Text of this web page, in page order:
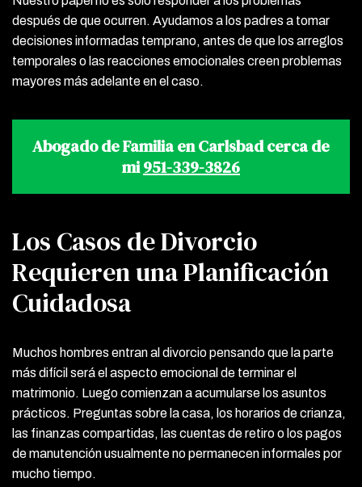
después de que ocurren. Ayudamos a los padres a tomar
decisiones informadas temprano, antes de que los arreglos
temporales o las reacciones emocionales creen problemas
mayores más adelante en el caso.
Abogado de Familia en Carlsbad cerca de
mi951-339-3826
Los Casos de Divorcio
Requieren una Planificación
Cuidadosa
Muchos hombres entran al divorcio pensando que la parte
más difícil será el aspecto emocional de terminar el
matrimonio. Luego comienzan a acumularse los asuntos
prácticos. Preguntas sobre la casa, los horarios de crianza,
las finanzas compartidas, las cuentas de retiro o los pagos
de manutención usualmente no permanecen informales por
mucho tiempo.